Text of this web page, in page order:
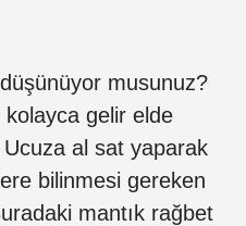
musunuz?
gelir elde
al sat yaparak
bilinmesi gereken
mantık rağbet